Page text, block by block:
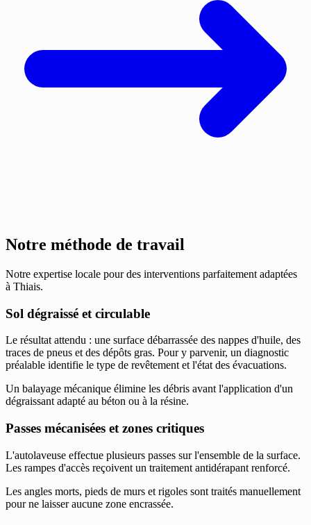
Notre méthode de travail
Notre expertise locale pour des interventions parfaitement adaptées
à Thiais.
Sol dégraissé et circulable
Le résultat attendu : une surface débarrassée des nappes d'huile, des
traces de pneus et des dépôts gras. Pour y parvenir, un diagnostic
préalable identifie le type de revêtement et l'état des évacuations.
Un balayage mécanique élimine les débris avant l'application d'un
dégraissant adapté au béton ou à la résine.
Passes mécanisées et zones critiques
L'autolaveuse effectue plusieurs passes sur l'ensemble de la surface.
Les rampes d'accès reçoivent un traitement antidérapant renforcé.
Les angles morts, pieds de murs et rigoles sont traités manuellement
pour ne laisser aucune zone encrassée.